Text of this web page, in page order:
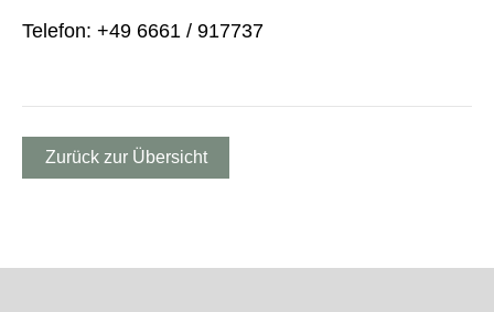
Telefon: +49 6661 / 917737
Zurück zur Übersicht